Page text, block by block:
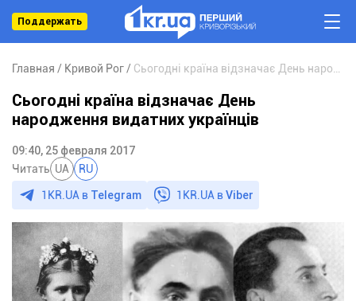
Поддержать
Главная Кривой Рог
Сьогодні країна відзначає День
народження видатних українців
09:40, 25 февраля 2017
Читать UA RU
1KR.UA в Telegram 1KR.UA вViber